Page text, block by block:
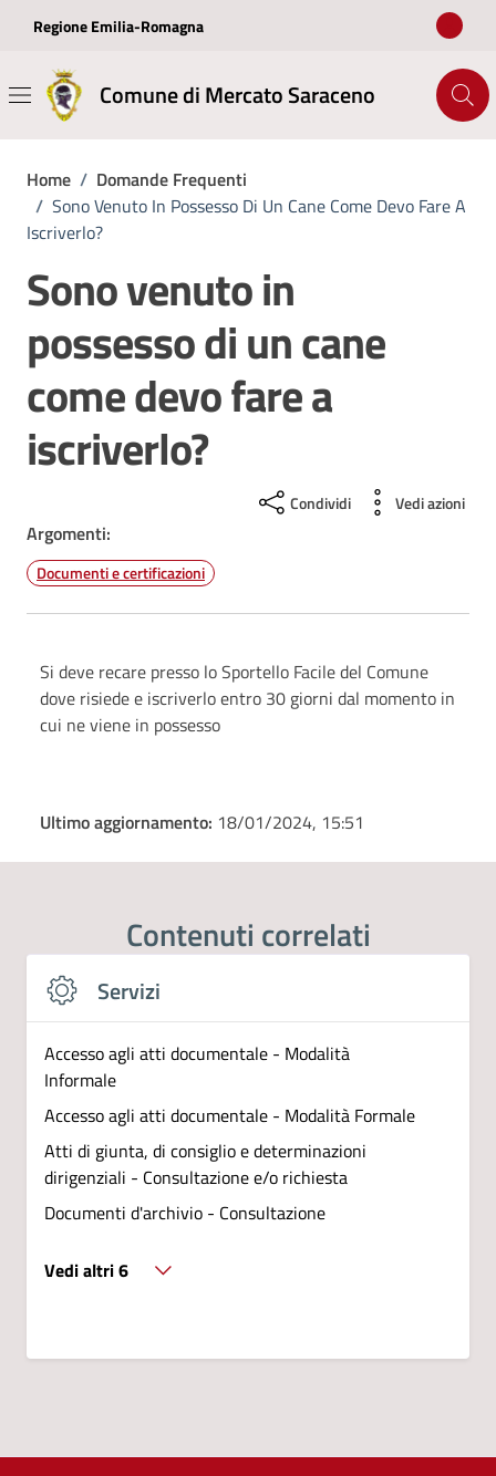
Regione Emilia-Romagna
Comune di Mercato Saraceno
Home / Domande Frequenti
/ Sono Venuto In Possesso Di Un Cane Come Devo Fare A
Iscriverlo?
Sono venuto in
possesso di un cane
come devo fare a
iscriverlo?
Condividi Vedi azioni
Argomenti:
Documenti e certificazioni
Si deve recare presso lo Sportello Facile del Comune
dove risiede e iscriverlo entro 30 giorni dal momento in
cui ne viene in possesso
Ultimo aggiornamento: 18/01/2024, 15:51
Contenuti correlati
Servizi
Accesso agli atti documentale - Modalità
Informale
Accesso agli atti documentale - Modalità Formale
Atti di giunta, di consiglio e determinazioni
dirigenziali - Consultazione e/o richiesta
Documenti d'archivio - Consultazione
Vedi altri 6